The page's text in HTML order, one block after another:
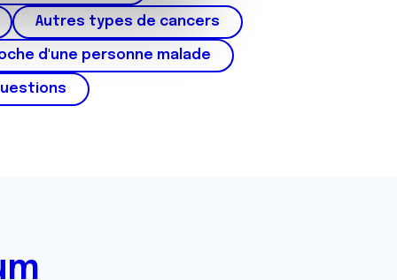
informations que
Autres types de cancers
d'une personne malade